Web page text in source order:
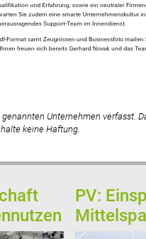
Unternehmen verfasst.
keine Haftung.
PV: